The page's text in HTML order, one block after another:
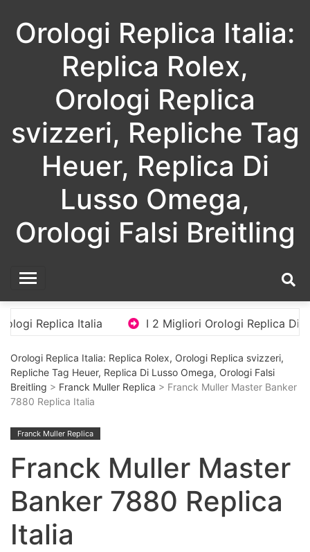
content
Orologi Replica Italia:
Replica Rolex,
Orologi Replica
svizzeri, Repliche Tag
Heuer, Replica Di
Lusso Omega,
Orologi Falsi Breitling
I 2 Migliori Orologi Replica Di Lusso Con
Orologi Replica Italia: Replica Rolex, Orologi Replica svizzeri,
Repliche Tag Heuer, Replica Di Lusso Omega, Orologi Falsi
Breitling > Franck Muller Replica > Franck Muller Master Banker
7880 Replica Italia
Franck Muller Replica
Franck Muller Master
Banker 7880 Replica
Italia